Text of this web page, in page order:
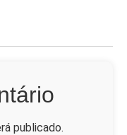
publicado.